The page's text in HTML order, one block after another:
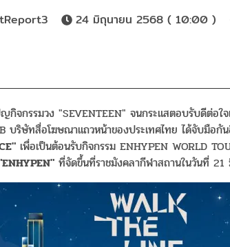
24 มิถุนายน 2568 ( 10:00 )
กิจกรรมวง "SEVENTEEN" จนกระแสตอบรับดีต่อ
บริษัทสื่อโฆษณาแถวหน้าของประเทศไทย ได้จับมือกั
เพื่อเป็นต้อนรับกิจกรรม ENHYPEN WORLD
ที่จัดขึ้นที่ราชมังคลากีฬาสถานในวันที่